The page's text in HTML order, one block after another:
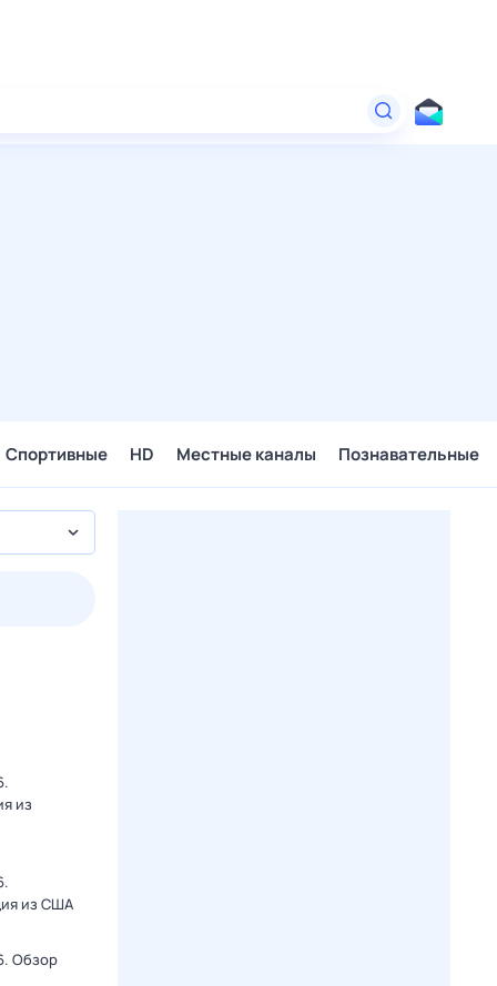
Спортивные HD Местные каналы Познавательные
из
из США
Обзор